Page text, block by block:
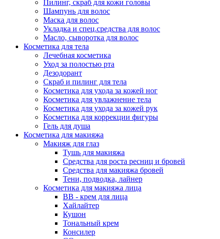
Пилинг, скраб для кожи головы
Шампунь для волос
Маска для волос
Укладка и спец.средства для волос
Масло, сыворотка для волос
Косметика для тела
Лечебная косметика
Уход за полостью рта
Дезодорант
Скраб и пилинг для тела
Косметика для ухода за кожей ног
Косметика для увлажнение тела
Косметика для ухода за кожей рук
Косметика для коррекции фигуры
Гель для душа
Косметика для макияжа
Макияж для глаз
Тушь для макияжа
Средства для роста ресниц и бровей
Средства для макияжа бровей
Тени, подводка, лайнер
Косметика для макияжа лица
ВВ - крем для лица
Хайлайтер
Кушон
Тональный крем
Консилер